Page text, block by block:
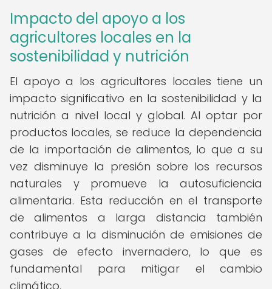
Impacto del apoyo a los
agricultores locales en la
sostenibilidad y nutrición
El apoyo a los agricultores locales tiene un
impacto significativo en la sostenibilidad y la
nutrición a nivel local y global. Al optar por
productos locales, se reduce la dependencia
de la importación de alimentos, lo que a su
vez disminuye la presión sobre los recursos
naturales y promueve la autosuficiencia
alimentaria. Esta reducción en el transporte
de alimentos a larga distancia también
contribuye a la disminución de emisiones de
gases de efecto invernadero, lo que es
fundamental para mitigar el cambio
climático.